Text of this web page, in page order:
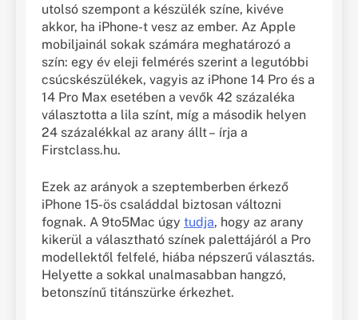
utolsó szempont a készülék színe, kivéve
akkor, ha iPhone-t vesz az ember. Az Apple
mobiljainál sokak számára meghatározó a
szín: egy év eleji felmérés szerint a legutóbbi
csúcskészülékek, vagyis az iPhone 14 Pro és a
14 Pro Max esetében a vevők 42 százaléka
választotta a lila színt, míg a második helyen
24 százalékkal az arany állt – írja a
Firstclass.hu.
Ezek az arányok a szeptemberben érkező
iPhone 15-ös családdal biztosan változni
fognak. A 9to5Mac úgy tudja, hogy az arany
kikerül a választható színek palettájáról a Pro
modellektől felfelé, hiába népszerű választás.
Helyette a sokkal unalmasabban hangzó,
betonszínű titánszürke érkezhet.